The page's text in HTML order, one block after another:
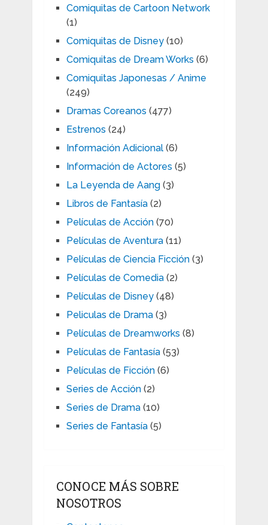
Comiquitas de Cartoon Network
(1)
Comiquitas de Disney(10)
Comiquitas de Dream Works (6)
Comiquitas Japonesas / Anime
(249)
Dramas Coreanos (477)
Estrenos (24)
Información Adicional(6)
Información de Actores (5)
La Leyenda de Aang(3)
Libros de Fantasía(2)
Películas de Acción(70)
Películas de Aventura(11)
Películas de Ciencia Ficción(3)
Películas de Comedia(2)
Películas de Disney(48)
Peliculas de Drama(3)
Películas de Dreamworks (8)
Películas de Fantasía(53)
Películas de Ficción(6)
Series de Acción(2)
Series de Drama(10)
Series de Fantasía(5)
CONOCE MÁS SOBRE
NOSOTROS